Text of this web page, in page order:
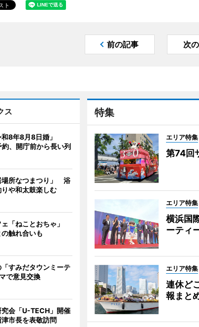
前の記事 次
特集
エリア特集
第74回
エリア特集
横浜国
ーティ
エリア特集
連休ど
報まと
ス
和8年8月8日婚」
、開庁前から長い列
場所なつまつり」 浴
や和太鼓楽しむ
ェ「ねことおちゃ」
触れ合いも
すみだタウンミーテ
で意見交換
会「U-TECH」開催
市長を表敬訪問